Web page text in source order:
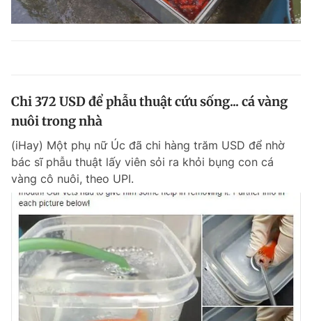
Chi 372 USD để phẫu thuật cứu sống... cá vàng
nuôi trong nhà
(iHay) Một phụ nữ Úc đã chi hàng trăm USD để nhờ
bác sĩ phẫu thuật lấy viên sỏi ra khỏi bụng con cá
vàng cô nuôi, theo UPI.